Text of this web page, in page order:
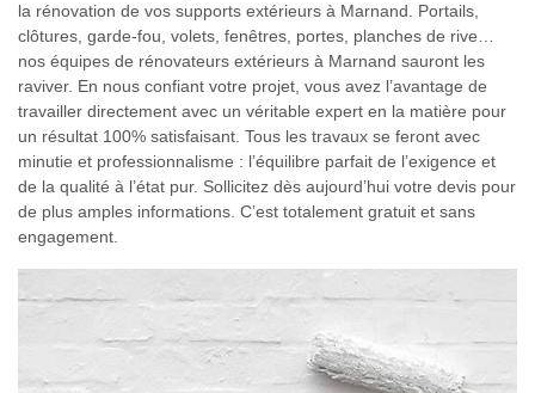
la rénovation de vos supports extérieurs à Marnand. Portails,
clôtures, garde-fou, volets, fenêtres, portes, planches de rive…
nos équipes de rénovateurs extérieurs à Marnand sauront les
raviver. En nous confiant votre projet, vous avez l’avantage de
travailler directement avec un véritable expert en la matière pour
un résultat 100% satisfaisant. Tous les travaux se feront avec
minutie et professionnalisme : l’équilibre parfait de l’exigence et
de la qualité à l’état pur. Sollicitez dès aujourd’hui votre devis pour
de plus amples informations. C’est totalement gratuit et sans
engagement.